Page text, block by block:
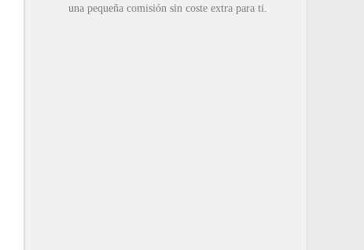
una pequeña comisión sin coste extra para ti.